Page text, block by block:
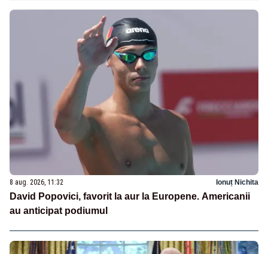
8 aug. 2026, 11:32 Ionuț Nichita
David Popovici, favorit la aur la Europene. Americanii
au anticipat podiumul